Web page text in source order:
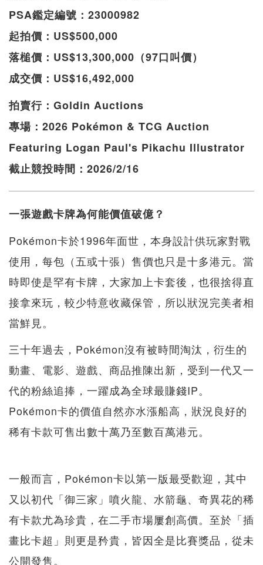
PSA鑑定編號：23000982
起拍價：US$500,000
落槌價：US$13,300,000（97口叫價）
成交價：US$16,492,000
拍賣行：Goldin Auctions
專場：2026 Pokémon & TCG Auction
Featuring Logan Paul's Pikachu Illustrator
截止競投時間：2026/2/16
一張遊戲卡牌為何能價值破億？
Pokémon卡於1996年面世，本身設計供玩家對戰
使用，每包（五或十張）售價也只是十多港元。當
時即使是罕有卡牌，大家加上卡套後，也很捨得直
接拿來玩，較少特意收藏保管，所以狀況完美者相
當鮮見。
三十年過去，Pokémon沒有被時間淘汰，衍生的
動畫、電影、遊戲、商品推陳出新，受到一代又一
代的粉絲追捧，一躍成為全球最賺錢IP。
Pokémon卡的價值自然亦水漲船高，狀況良好的
稀有卡款可售出數十萬乃至數百萬港元。
一般而言，Pokémon卡以第一版最受歡迎，其中
又以初代「御三家」噴火龍、水箭龜、奇異花的稀
有卡款尤為珍貴，在二手市場屢創高價。至於「插
畫比卡超」則更是矜貴，皆因全是比賽獎品，從未
公開發售。